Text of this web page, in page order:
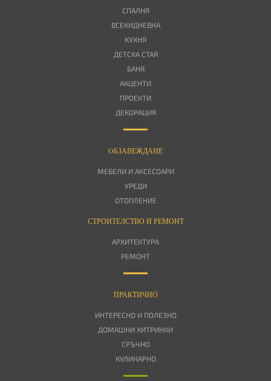
СПАЛНЯ
ВСЕКИДНЕВНА
КУХНЯ
ДЕТСКА СТАЯ
БАНЯ
АКЦЕНТИ
ПРОЕКТИ
ДЕКОРАЦИЯ
OБЗАВЕЖДАНЕ
МЕБЕЛИ И АКСЕСОАРИ
УРЕДИ
ОТОПЛЕНИЕ
СТРОИТЕЛСТВО И РЕМОНТ
АРХИТЕКТУРА
РЕМОНТ
ПРАКТИЧНО
ИНТЕРЕСНО И ПОЛЕЗНО
ДОМАШНИ ХИТРИНКИ
СРЪЧНО
КУЛИНАРНО